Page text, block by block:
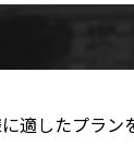
適したプラン